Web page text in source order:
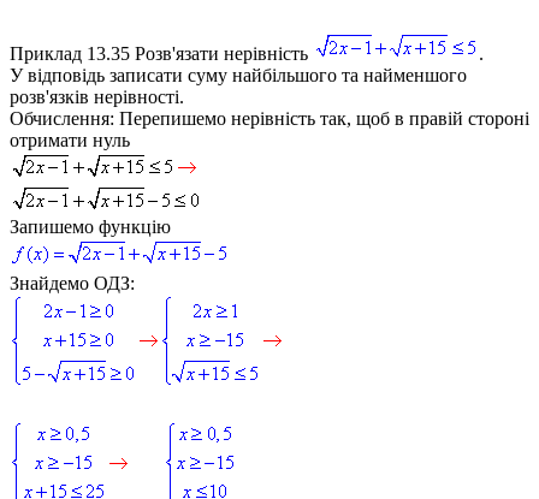
Приклад 13.35 Розв'язати нерівність
.
У відповідь записати суму найбільшого та найменшого
розв'язків нерівності.
Обчислення: Перепишемо нерівність так, щоб в правій стороні
отримати нуль
Запишемо функцію
Знайдемо ОДЗ: